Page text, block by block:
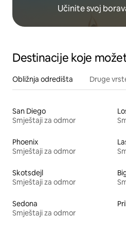
Učinite svoj
Destinacije koje
Obližnja odredišta Druge
San Diego
Smještaji za odmor
Phoenix
Smještaji za odmor
Skotsdejl
Smještaji za odmor
Sedona
Smještaji za odmor